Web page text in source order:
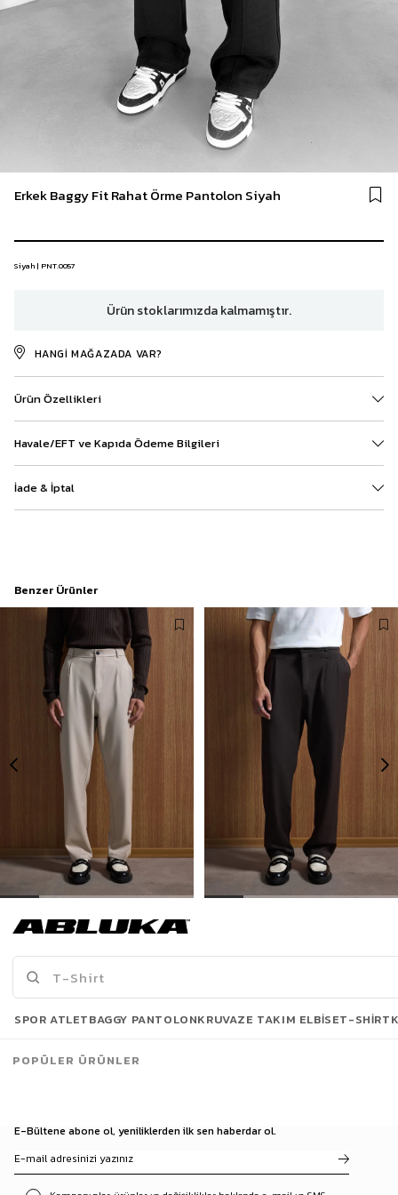
Erkek Baggy Fit Rahat Örme Pantolon Siyah
Siyah | PNT.0057
Ürün stoklarımızda kalmamıştır.
HANGI MAĞAZADA VAR?
Ürün Özellikleri
Havale/EFT ve Kapıda Ödeme Bilgileri
İade & İptal
Benzer Ürünler
1.299,90 TL
Son Bakılanlar
E-Bültene abone ol, yeniliklerden ilk sen haberdar ol.
SPOR ATLETBAGGY PANTOLONKRUVAZE TAKIM ELBISET-SHIRT
POPÜLER ÜRÜNLER